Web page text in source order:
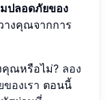
มปลอดภัยของ
งคุณจากการ
คุณหรือไม่? ลอง
องเรา ตอนนี้